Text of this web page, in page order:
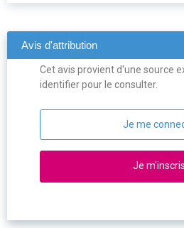
Avis d'attribution
Cet avis provient d'une source
identifier pour le consulter.
Je me
Je m'inscris